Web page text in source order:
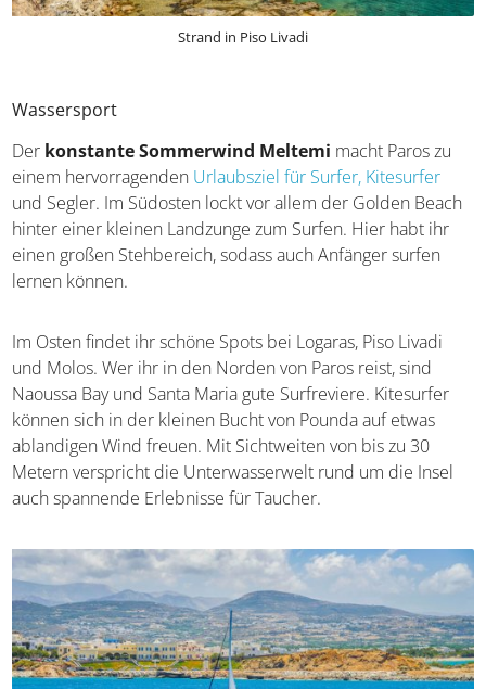
Strand in Piso Livadi
Wassersport
Derkonstante Sommerwind Meltemimacht Paros zu
einem hervorragenden
Beach hinter einer kleinen Landzunge zum Surfen. Hier
habt ihr einen großen Stehbereich, sodass auch Anfänger
surfen lernen können.
Im Osten findet ihr schöne Spots bei Logaras, Piso Livadi
und Molos. Wer ihr in den Norden von Paros reist, sind
Naoussa Bay und Santa Maria gute Surfreviere. Kitesurfer
ablandigen Wind freuen. Mit Sichtweiten von bis zu 30
Metern verspricht die Unterwasserwelt rund um die Insel
auch spannende Erlebnisse für Taucher.